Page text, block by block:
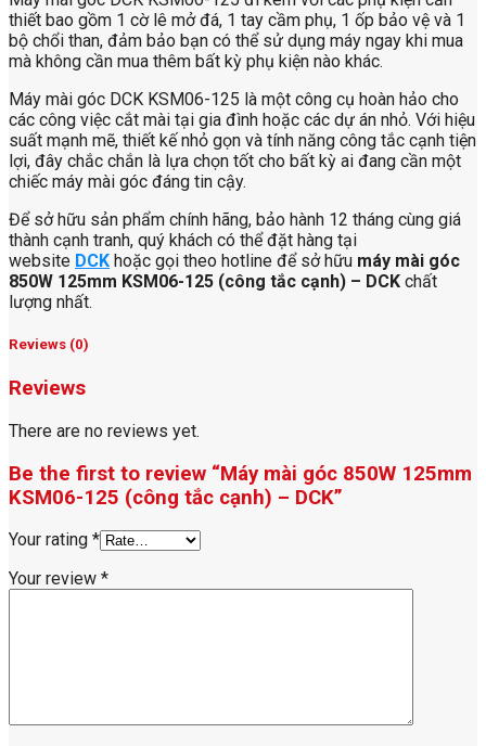
thiết bao gồm 1 cờ lê mở đá, 1 tay cầm phụ, 1 ốp bảo vệ và 1
bộ chổi than, đảm bảo bạn có thể sử dụng máy ngay khi mua
mà không cần mua thêm bất kỳ phụ kiện nào khác.
Máy mài góc DCK KSM06-125 là một công cụ hoàn hảo cho
các công việc cắt mài tại gia đình hoặc các dự án nhỏ. Với hiệu
suất mạnh mẽ, thiết kế nhỏ gọn và tính năng công tắc cạnh tiện
lợi, đây chắc chắn là lựa chọn tốt cho bất kỳ ai đang cần một
chiếc máy mài góc đáng tin cậy.
Để sở hữu sản phẩm chính hãng, bảo hành 12 tháng cùng giá
thành cạnh tranh, quý khách có thể đặt hàng tại
website DCK hoặc gọi theo hotline để sở hữu máy mài góc
850W 125mm KSM06-125 (công tắc cạnh) – DCK chất
lượng nhất.
Reviews (0)
Reviews
There are no reviews yet.
Be the first to review “Máy mài góc 850W 125mm
KSM06-125 (công tắc cạnh) – DCK”
Your rating *
Your review *